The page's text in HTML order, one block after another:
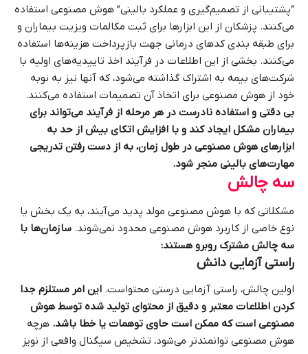
“پشتیبانی از تصمیم‌گیری و عملکرد بالینی” هوش مصنوعی استفاده
می‌کنند. پزشکان از این ابزارها برای ثبت مکالمات ویزیت بیماران و
برای طبقه‌ بندی کدهای درمانی جهت بازپرداخت هزینه‌ها استفاده
می‌کنند. بخشی از این اطلاعات در فرآیند اخذ تاییدیه‌های اولیه با
شرکت‌های بیمه به اشتراک گذاشته می‌شود، که آنها نیز به نوبه
خود از هوش مصنوعی برای اتخاذ آن تصمیمات استفاده می‌کنند.
بی دقتی و استفاده نادرست در هر مرحله از فرآیند می‌تواند برای
بیماران مشکل ایجاد کند و با افزایش اتکای بیش از حد به
ابزارهای هوش مصنوعی در طول زمان، به از دست رفتن تدریجی
مهارت‌های بالینی منجر شود.
سه چالش
مشکلاتی که با هوش مصنوعی مولد پدید می‌آیند، به یک بخش یا
نوع خاصی از کاربرد هوش مصنوعی محدود نمی‌شوند. سازمان‌ها با
سه چالش مشترک روبرو هستند:
راستی‌ آزمایی دانش
اولین چالش، راستی‌ آزمایی درستی محتواست. این امر مستلزم جدا
کردن اطلاعات معتبر و دقیق از محتوای تولید شده توسط هوش
مصنوعی است که ممکن است حاوی توهمات یا خطا باشد. هرچه
هوش مصنوعی توانمندتر می‌شود، تشخیص سیگنال واقعی از نویز